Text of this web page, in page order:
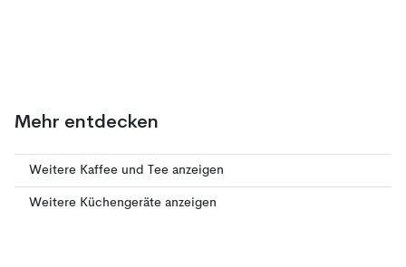
Mehr entdecken
Weitere Kaffee und Tee anzeigen
Weitere Küchengeräte anzeigen